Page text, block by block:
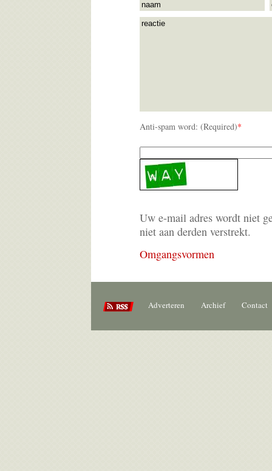
Anti-spam word: (Required)*
Uw e-mail adres wordt niet
niet aan derden verstrekt.
Omgangsvormen
Adverteren Archief Contact